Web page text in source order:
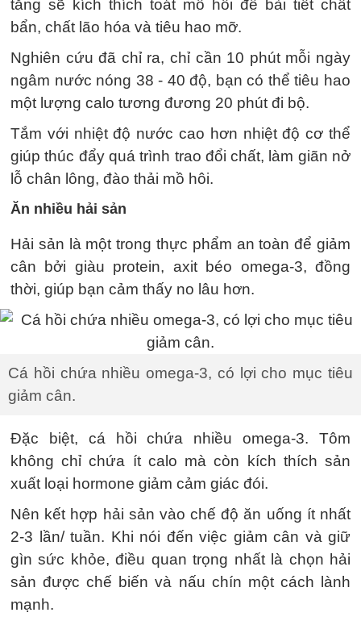
tăng sẽ kích thích toát mồ hôi để bài tiết chất
bẩn, chất lão hóa và tiêu hao mỡ.
Nghiên cứu đã chỉ ra, chỉ cần 10 phút mỗi ngày
ngâm nước nóng 38 - 40 độ, bạn có thể tiêu hao
một lượng calo tương đương 20 phút đi bộ.
Tắm với nhiệt độ nước cao hơn nhiệt độ cơ thể
giúp thúc đẩy quá trình trao đổi chất, làm giãn nở
lỗ chân lông, đào thải mồ hôi.
Ăn nhiều hải sản
Hải sản là một trong thực phẩm an toàn để giảm
cân bởi giàu protein, axit béo omega-3, đồng
thời, giúp bạn cảm thấy no lâu hơn.
Cá hồi chứa nhiều omega-3, có lợi cho mục tiêu
giảm cân.
Đặc biệt, cá hồi chứa nhiều omega-3. Tôm
không chỉ chứa ít calo mà còn kích thích sản
xuất loại hormone giảm cảm giác đói.
Nên kết hợp hải sản vào chế độ ăn uống ít nhất
2-3 lần/ tuần. Khi nói đến việc giảm cân và giữ
gìn sức khỏe, điều quan trọng nhất là chọn hải
sản được chế biến và nấu chín một cách lành
mạnh.